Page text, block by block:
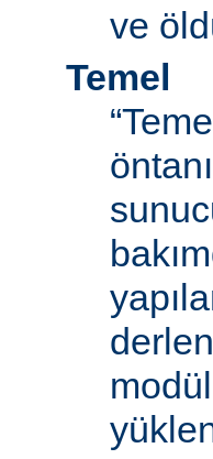
ve
Temel